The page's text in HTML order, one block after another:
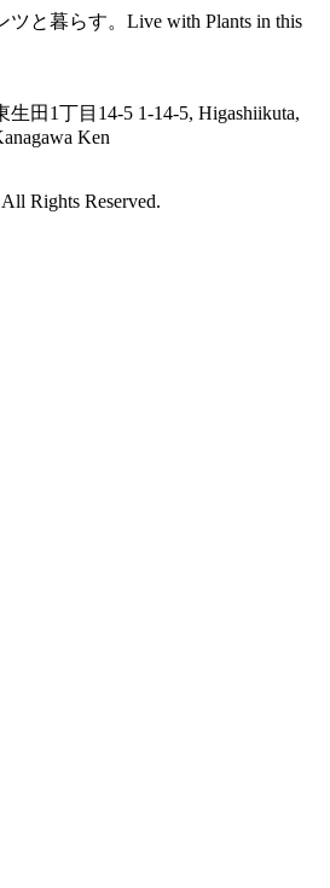
と暮らす。 Live with Plants in this
生田1丁目14-5 1-14-5, Higashiikuta,
Ken
All Rights Reserved.